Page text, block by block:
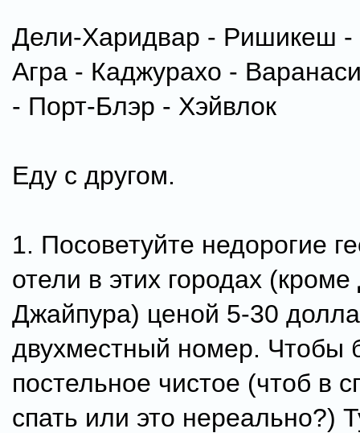
Дели-Харидвар - Ришикеш -
Агра - Каджурахо -
- Порт-Блэр - Хэйвлок
Еду с другом.
1. Посоветуйте недорогие
отели в этих городах
Джайпура) ценой 5-30
двухместный номер. Чтобы
постельное чистое (чтоб в
спать или это нереально?)